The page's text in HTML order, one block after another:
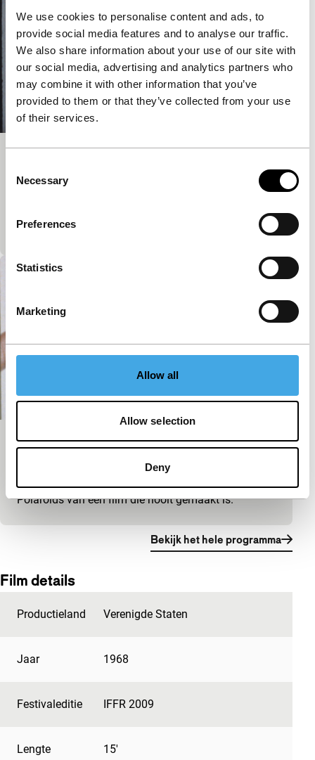
We use cookies to personalise content and ads, to
provide social media features and to analyse our traffic.
We also share information about your use of our site with
our social media, advertising and analytics partners who
may combine it with other information that you’ve
provided to them or that they’ve collected from your use
of their services.
Selection
Necessary
Preferences
Statistics
Marketing
Allow all
Allow selection
Deny
Signals: Size Matters
analyseert hij de cue rolls.
Production Stills
Een compacte making-of aan de hand van
Polaroids van een film die nooit gemaakt is.
Bekijk het hele programma
Film details
Productieland Verenigde Staten
Jaar 1968
Festivaleditie IFFR 2009
Lengte 15'